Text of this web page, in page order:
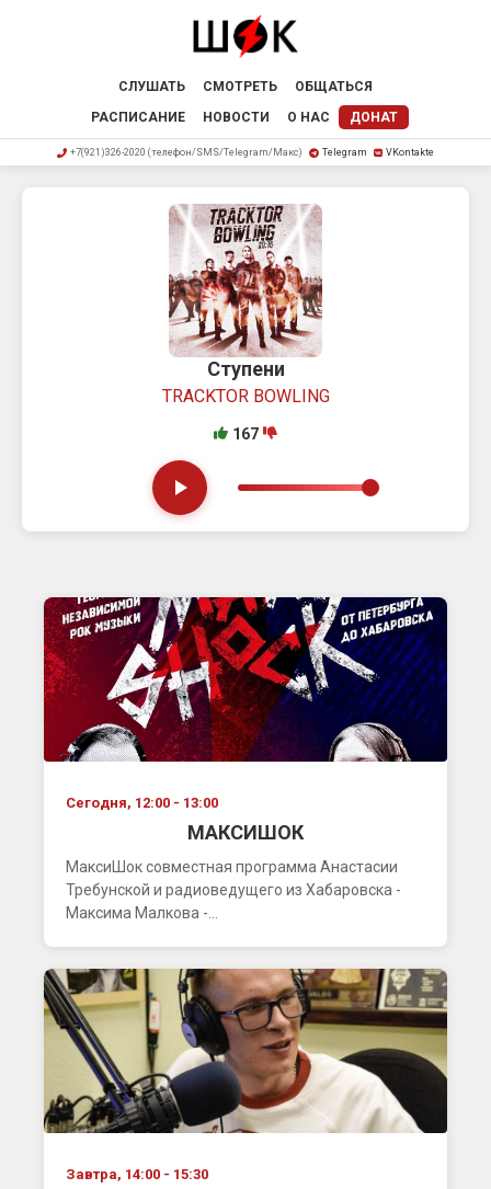
СЛУШАТЬ СМОТРЕТЬ
ОБЩАТЬСЯ
РАСПИСАНИЕ
НОВОСТИ О НАС ДОНАТ
+7(921)326-2020 (телефон/SMS/Telegram/Макс) Telegram VKontakte
Ступени
TRACKTOR BOWLING
167
Сегодня, 12:00 - 13:00
МАКСИШОК
МаксиШок совместная программа Анастасии
Требунской и радиоведущего из Хабаровска -
Максима Малкова -...
Завтра, 14:00 - 15:30